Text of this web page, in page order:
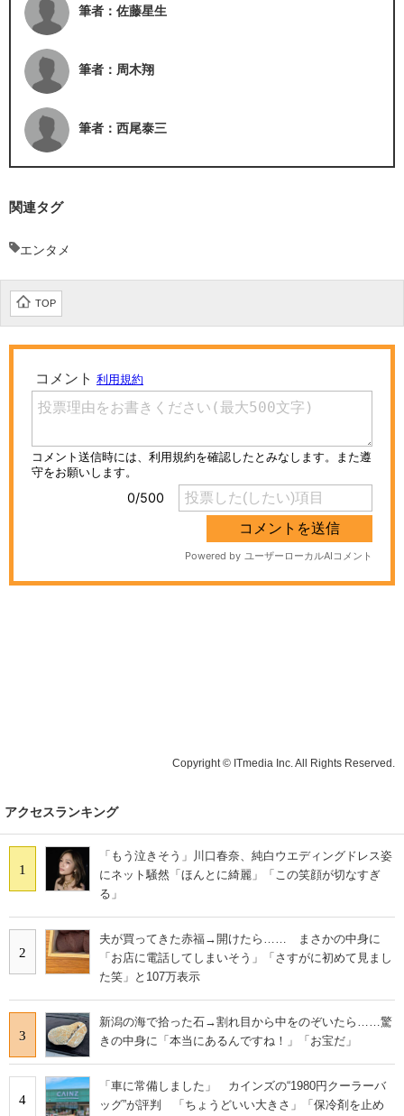
筆者：佐藤星生
筆者：周木翔
筆者：西尾泰三
関連タグ
エンタメ
TOP
Copyright © ITmedia Inc. All Rights Reserved.
アクセスランキング
1
「もう泣きそう」川口春奈、純白ウエディングドレス姿
にネット騒然「ほんとに綺麗」「この笑顔が切なすぎ
る」
2
夫が買ってきた赤福→開けたら…… まさかの中身に
「お店に電話してしまいそう」「さすがに初めて見まし
た笑」と107万表示
3
新潟の海で拾った石→割れ目から中をのぞいたら……驚
きの中身に「本当にあるんですね！」「お宝だ」
4
「車に常備しました」 カインズの“1980円クーラーバ
ッグ”が評判 「ちょうどいい大きさ」「保冷剤を止め